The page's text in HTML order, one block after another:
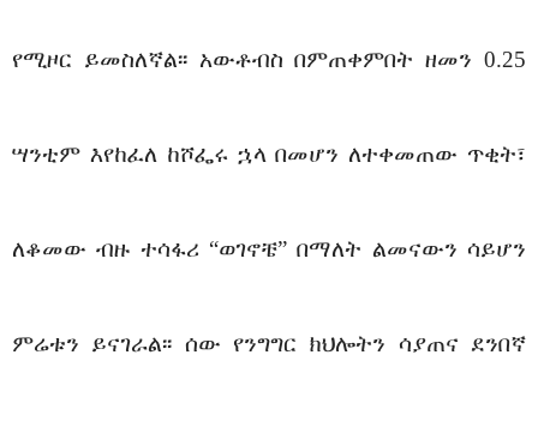
የሚዞር ይመስለኛል፡፡ አውቶብስ በምጠቀምበት ዘመን 0.25
ሣንቲም እየከፈለ ከሾፌሩ ኋላ በመሆን ለተቀመጠው ጥቂት፣
ለቆመው ብዙ ተሳፋሪ “ወገኖቼ” በማለት ልመናውን ሳይሆን
ምሬቱን ይናገራል፡፡ ሰው የንግግር ክህሎትን ሳያጠና ደንበኛ